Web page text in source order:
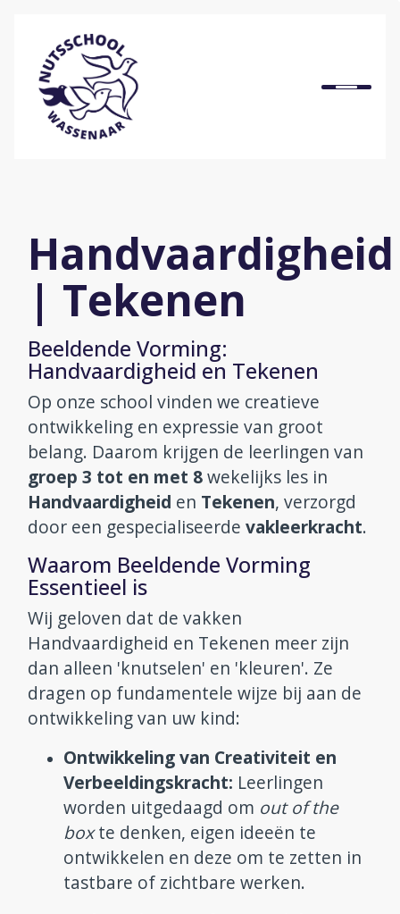
Home
Ons onderwijs
Praktische informatie
Onze organisatie
Bij ons werken
Aanmelden en contact
Reünie 75 jaar
Handvaardigheid
| Tekenen
Beeldende Vorming:
Handvaardigheid en Tekenen
Op onze school vinden we creatieve
ontwikkeling en expressie van groot
belang. Daarom krijgen de leerlingen van
groep 3 tot en met 8wekelijks les in
Handvaardigheid en Tekenen, verzorgd
door een gespecialiseerde vakleerkracht.
Waarom Beeldende Vorming
Essentieel is
Wij geloven dat de vakken
Handvaardigheid en Tekenen meer zijn
dan alleen 'knutselen' en 'kleuren'. Ze
dragen op fundamentele wijze bij aan de
ontwikkeling van uw kind:
Ontwikkeling van Creativiteit en
Verbeeldingskracht: Leerlingen
worden uitgedaagd om out of the
boxte denken, eigen ideeën te
ontwikkelen en deze om te zetten in
tastbare of zichtbare werken.